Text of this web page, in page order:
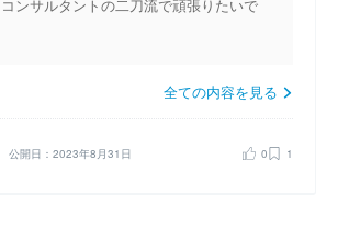
ンサルタントの二刀流で頑張りたいで
全ての内容を見る
公開日：2023年8月31日 0 1